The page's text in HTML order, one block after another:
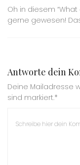
Oh in diesem
gerne gewesen!
Antworte dein
Deine Mailadresse
sind markiert.*